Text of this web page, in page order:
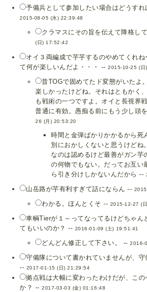
予備兵として参加したい場合はどうす
2015-08-05 (水) 22:39:48
クラマスにその旨を伝えて降格し
(日) 17:52:42
オイ３両編成で芋芋するのやめてくれ
て何が楽しいんだよ・・・ --2015-10-25 (日
昔TOGで固めてたド変態がいたよ
楽しかったけどね。それはともかく
も戦術の一つですよ。オイと長視界
普通に有効。愚痴る前にもう少し頭
26 (月) 20:53:20
時間と金弾ばかりかかるから死
別におかしくないと思うけどね
なのは認めるけど最善がガン芋
の何物でもない。だってお互い
ら引き分けしかないんだから --
山岳路が芋有利すぎて話にならん --
わかる。ほんとくそ -- 2015-12-27 (
車輌Tierが１～ってなってるけどちゃん
てもいいのか？ -- 2016-01-09 (土) 19:51:41
どんどん修正して下さい。 --2016-
守備隊について書かれていませんが、守
-- 2017-01-15 (日) 21:29:54
拠点戦は大幅に変わったわけだが、こ
か？ --2017-03-03 (金) 01:16:48